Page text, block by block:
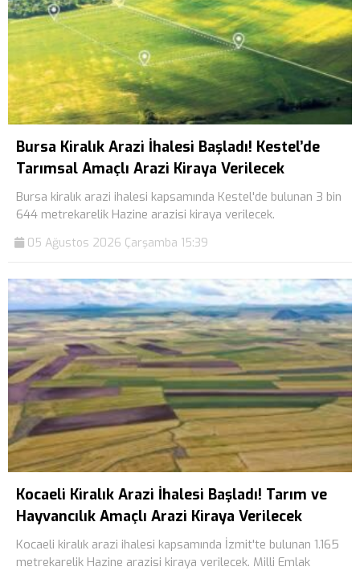
Bursa Kiralık Arazi İhalesi Başladı! Kestel’de
Tarımsal Amaçlı Arazi Kiraya Verilecek
Bursa kiralık arazi ihalesi kapsamında Kestel'de bulunan 3 bin
644 metrekarelik Hazine arazisi kiraya verilecek.
05 Ağustos 2026 Çarşamba 15:39
Kocaeli Kiralık Arazi İhalesi Başladı! Tarım ve
Hayvancılık Amaçlı Arazi Kiraya Verilecek
Kocaeli kiralık arazi ihalesi kapsamında İzmit'te bulunan 1.165
metrekarelik Hazine arazisi kiraya verilecek. Milli Emlak